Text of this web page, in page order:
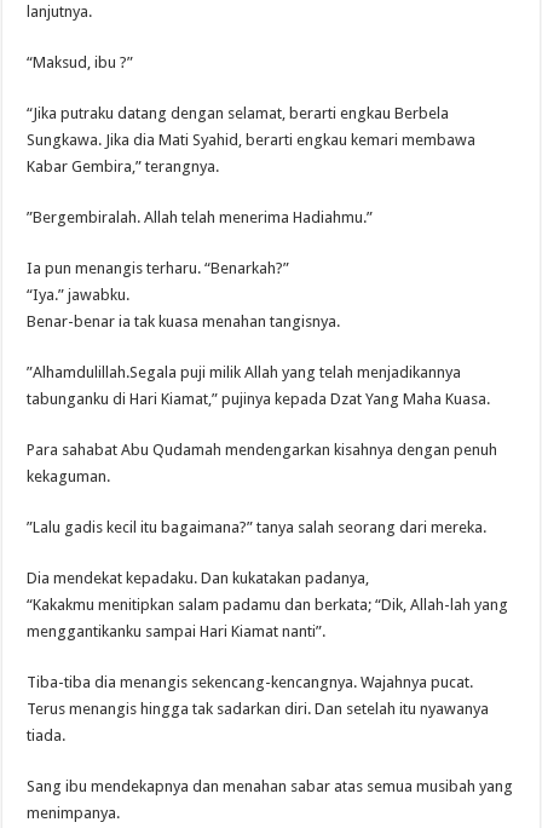
lanjutnya.
“Maksud, ibu ?”
“Jika putraku datang dengan selamat, berarti engkau Berbela
Sungkawa. Jika dia Mati Syahid, berarti engkau kemari membawa
Kabar Gembira,” terangnya.
”Bergembiralah. Allah telah menerima Hadiahmu.”
Ia pun menangis terharu. “Benarkah?”
“Iya.” jawabku.
Benar-benar ia tak kuasa menahan tangisnya.
”Alhamdulillah.Segala puji milik Allah yang telah menjadikannya
tabunganku di Hari Kiamat,” pujinya kepada Dzat Yang Maha Kuasa.
Para sahabat Abu Qudamah mendengarkan kisahnya dengan penuh
kekaguman.
”Lalu gadis kecil itu bagaimana?” tanya salah seorang dari mereka.
Dia mendekat kepadaku. Dan kukatakan padanya,
“Kakakmu menitipkan salam padamu dan berkata; “Dik, Allah-lah yang
menggantikanku sampai Hari Kiamat nanti”.
Tiba-tiba dia menangis sekencang-kencangnya. Wajahnya pucat.
Terus menangis hingga tak sadarkan diri. Dan setelah itu nyawanya
tiada.
Sang ibu mendekapnya dan menahan sabar atas semua musibah yang
menimpanya.